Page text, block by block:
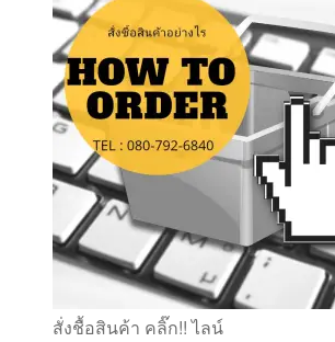
สั่งชื้อสินค้า คลิ๊ก!! ไลน์